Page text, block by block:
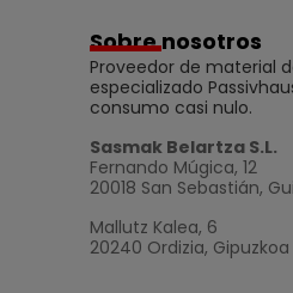
Sobre nosotros
Proveedor de material
especializado
consumo casi nulo.
Sasmak Belartza S.L.
Fernando Múgica, 12
20018 San Sebastián,
Mallutz Kalea, 6
20240 Ordizia, Gipuzkoa